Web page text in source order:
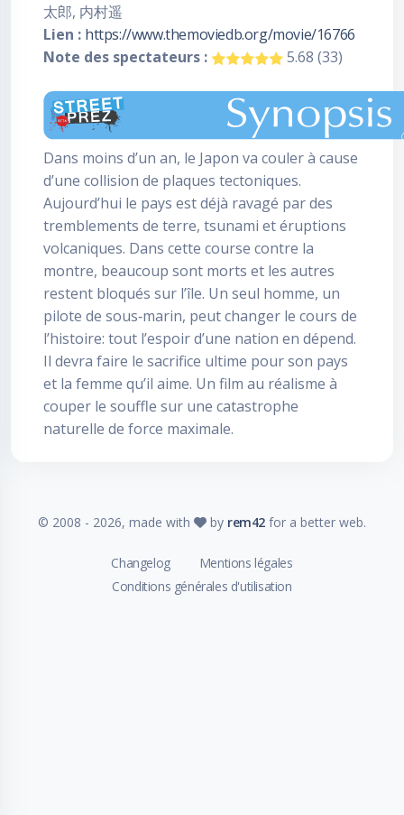
太郎, 内村遥
Lien : https://www.themoviedb.org/movie/16766
Note des spectateurs :
5.68 (33)
Dans moins d’un an, le Japon va couler à cause
d’une collision de plaques tectoniques.
Aujourd’hui le pays est déjà ravagé par des
tremblements de terre, tsunami et éruptions
volcaniques. Dans cette course contre la
montre, beaucoup sont morts et les autres
restent bloqués sur l’île. Un seul homme, un
pilote de sous‐marin, peut changer le cours de
l’histoire: tout l’espoir d’une nation en dépend.
Il devra faire le sacrifice ultime pour son pays
et la femme qu’il aime. Un film au réalisme à
couper le souffle sur une catastrophe
naturelle de force maximale.
© 2008 - 2026, made with by rem42 for a better web.
Changelog
Mentions légales
Conditions générales d'utilisation